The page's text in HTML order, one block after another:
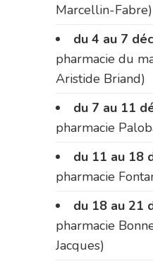
Marcellin-Fabre)
du 4 au 7
pharmacie du
Aristide Briand)
du 7 au 11
pharmacie
du 11 au 18
pharmacie
du 18 au 21
pharmacie
Jacques)